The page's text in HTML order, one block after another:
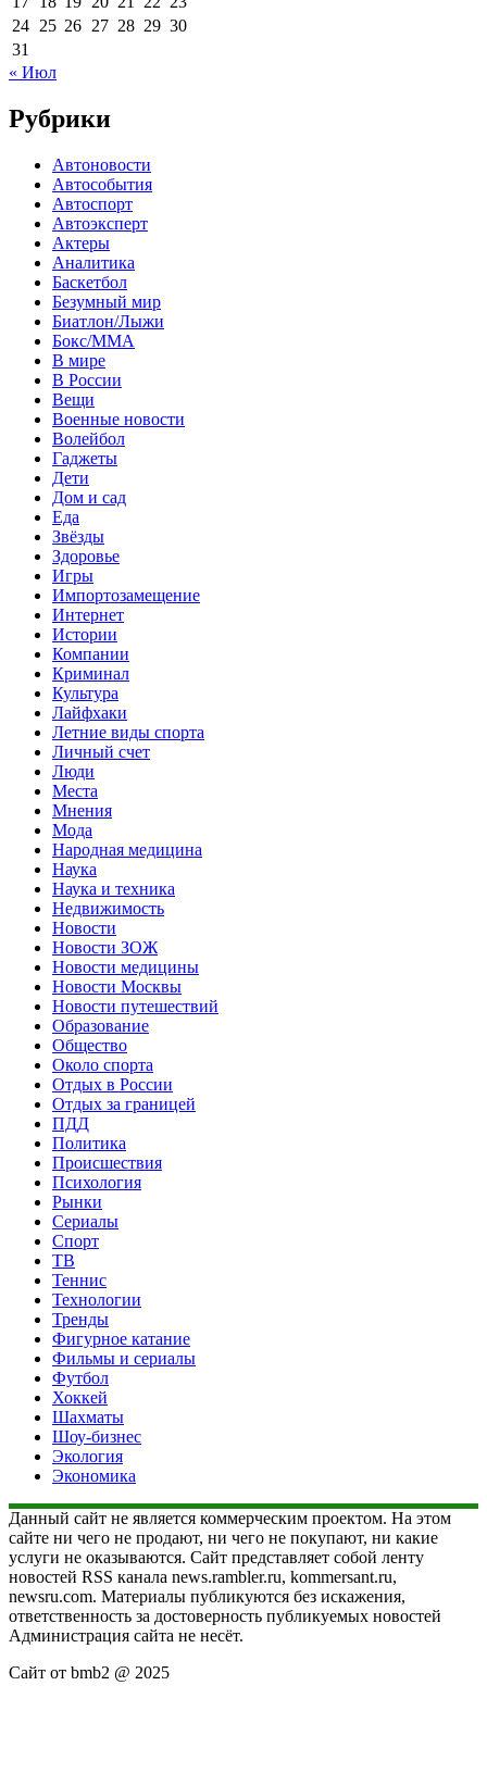
24 25 26 27 28 29 30
31
« Июл
Рубрики
Автоновости
Автособытия
Автоспорт
Автоэксперт
Актеры
Аналитика
Баскетбол
Безумный мир
Биатлон/Лыжи
Бокс/MMA
В мире
В России
Вещи
Военные новости
Волейбол
Гаджеты
Дети
Дом и сад
Еда
Звёзды
Здоровье
Игры
Импортозамещение
Интернет
Истории
Компании
Криминал
Культура
Лайфхаки
Летние виды спорта
Личный счет
Люди
Места
Мнения
Мода
Народная медицина
Наука
Наука и техника
Недвижимость
Новости
Новости ЗОЖ
Новости медицины
Новости Москвы
Новости путешествий
Образование
Общество
Около спорта
Отдых в России
Отдых за границей
ПДД
Политика
Происшествия
Психология
Рынки
Сериалы
Спорт
ТВ
Теннис
Технологии
Тренды
Фигурное катание
Фильмы и сериалы
Футбол
Хоккей
Шахматы
Шоу-бизнес
Экология
Экономика
Данный сайт не является коммерческим проектом. На этом
сайте ни чего не продают, ни чего не покупают, ни какие
услуги не оказываются. Сайт представляет собой ленту
новостей RSS канала news.rambler.ru, kommersant.ru,
newsru.com. Материалы публикуются без искажения,
ответственность за достоверность публикуемых новостей
Администрация сайта не несёт.
Сайт от bmb2 @ 2025